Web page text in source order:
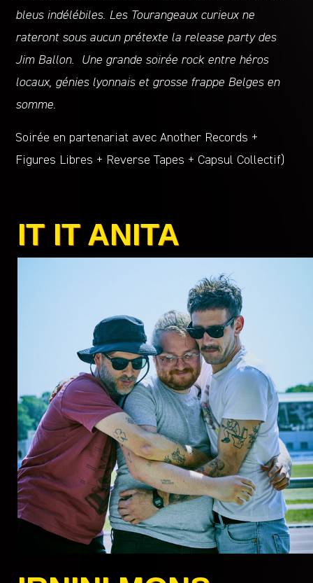
bleus indélébiles. Les Tourangeaux curieux ne
rateront sous aucun prétexte la release party des
Jim Ballon.
Une grande soirée rock entre héros
locaux, génies lyonnais et grosse frappe Belges en
somme.
Soirée en partenariat avec Another Records +
Figures Libres + Reverse Tapes + Capsul Collectif)
IT IT ANITA